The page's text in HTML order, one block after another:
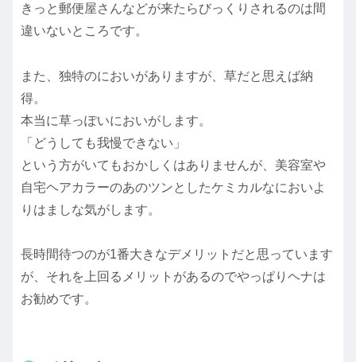
きっと郵便屋さんなどが来たらびっくりされるのは間
違いないところです。
また、独特のにおいがありますが、草だと思えば納
得。
本当に草っぽいにおいがします。
「どうしても我慢できない」
という方がいてもおかしくはありませんが、美容室や
自宅ヘアカラーのあのツンとしたケミカルなにおいよ
りはましな気がします。
長時間待つのが1番大きなデメリットだと思っています
が、それを上回るメリットがあるのでやっぱりヘナは
お勧めです。